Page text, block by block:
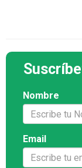
Nombre
Email